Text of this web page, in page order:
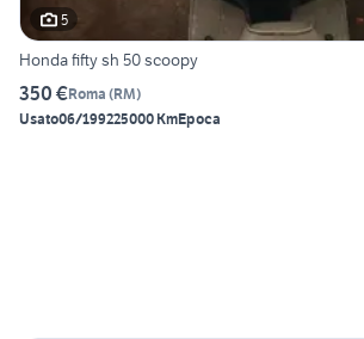
5
Honda fifty sh 50 scoopy
350 €Roma (RM)
Usato06/199225000 KmEpoca